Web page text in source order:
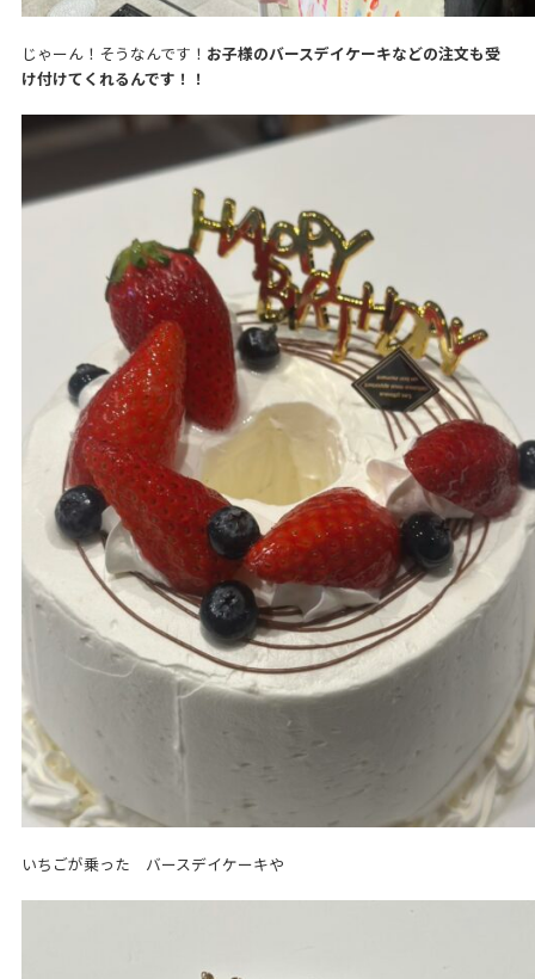
じゃーん！そうなんです！ お子様のバースデイケーキなどの注文も受
け付けてくれるんです！！
いちごが乗った バースデイケーキや